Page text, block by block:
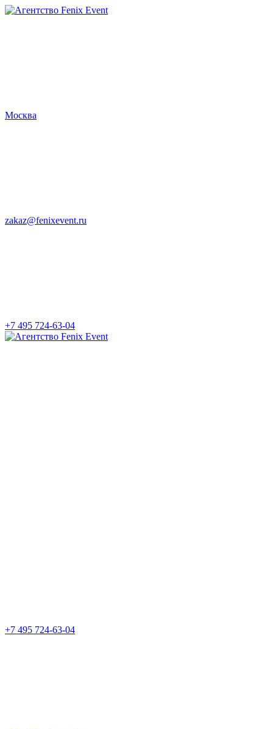
Агентство
Москва
zakaz@fenixevent.ru
+7 495 724-63-04
Агентство
+7 495 724-63-04